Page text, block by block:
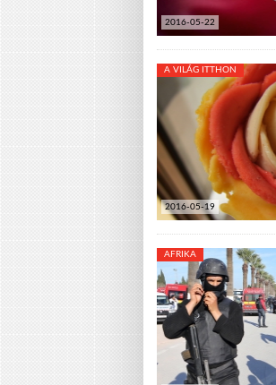
2016-05-22
2016-05-19
A VILÁG ITTHON
AFRIKA